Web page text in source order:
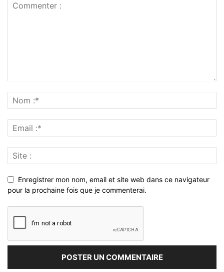
Enregistrer mon nom, email et site web dans ce navigateur
pour la prochaine fois que je commenterai.